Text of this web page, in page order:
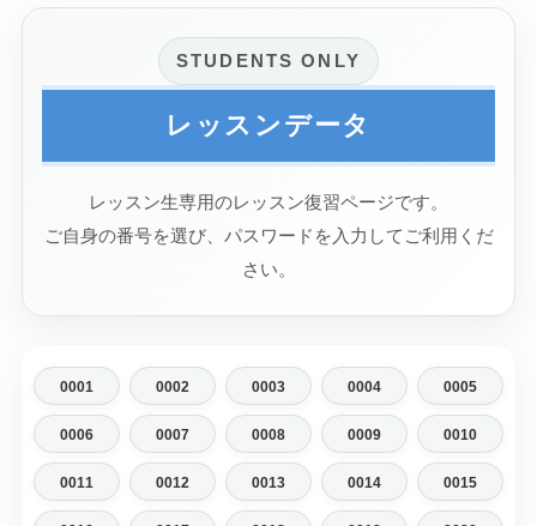
STUDENTS ONLY
レッスンデータ
レッスン生専用のレッスン復習ページです。
ご自身の番号を選び、パスワードを入力してご利用くだ
さい。
0001 0002 0003 0004 0005
0006 0007 0008 0009 0010
0011 0012 0013 0014 0015